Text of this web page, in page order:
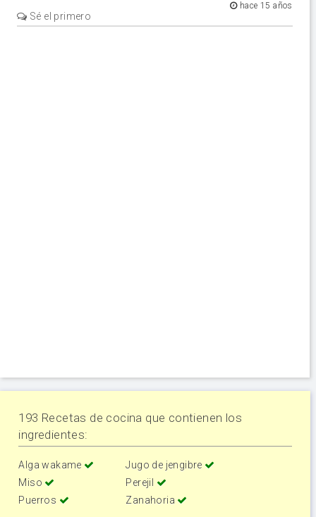
hace 15 años
Sé el primero
193 Recetas de cocina que contienen los
ingredientes:
Alga wakame
Jugo de jengibre
Miso
Perejil
Puerros
Zanahoria